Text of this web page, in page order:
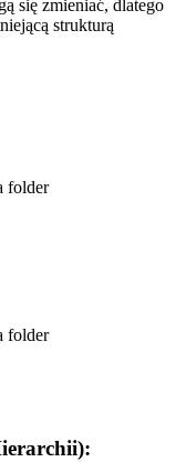
się zmieniać, dlatego
strukturą
folder
folder